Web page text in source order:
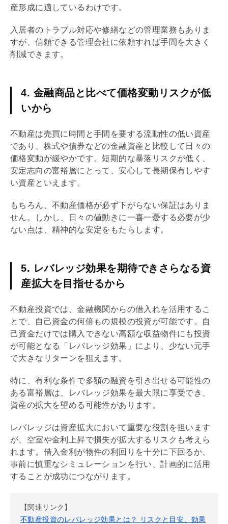
産形成に適しているわけです。
入居者のトラブル対応や修繕などの管理業務もありま
すが、信頼できる管理会社に依頼すれば手間を大きく
削減できます。
4. 金融商品と比べて価格変動リスクが低
いから
不動産は売買に時間と手間を要する流動性の低い資産
であり、株式や債券などの金融資産と比較して日々の
価格変動が緩やかです。短期的な暴落リスクが低く、
安定志向の富裕層にとって、安心して長期保有しやす
い資産といえます。
もちろん、不動産価格が必ず下がらない保証はありま
せん。しかし、日々の値動きに一喜一憂する必要が少
ない点は、精神的な安定をもたらします。
5. レバレッジ効果を期待できさらなる資
産拡大を目指せるから
不動産投資では、金融機関からの借入れを活用するこ
とで、自己資金の何倍もの規模の投資が可能です。自
己資金だけでは購入できない高額な収益物件にも投資
が可能となる「 レバレッジ効果 」により、少ない元手
で大きなリターンを狙えます。
特に、有利な条件で多額の融資を引き出せる可能性の
ある富裕層は、
レバレッジ効果を最大限に享受でき、
資産の拡大を望める可能性があります。
レバレッジは資産拡大において重要な役割を担います
が、空室や金利上昇で損失が拡大するリスクも考えら
れます。借入金利が物件の利回り を十分に下回るか、
事前に慎重なシミュレーションを行い、計画的に活用
することが成功につながります。
【関連リンク】
不動産投資のレバレッジ効果とは？ リスクと目安、効果